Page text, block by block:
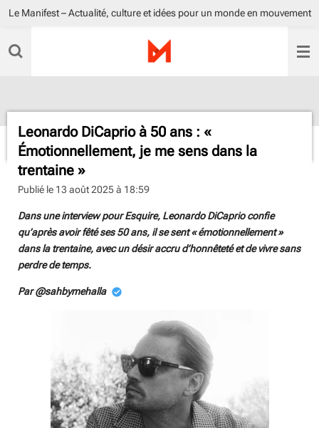
Passer
contenu
Le Manifest – Actualité, culture et idées pour un monde en mouvement
Leonardo DiCaprio à 50 ans : «
Émotionnellement, je me sens dans la
trentaine »
Publié le 13 août 2025 à 18:59
Dans une interview pour Esquire, Leonardo DiCaprio confie
qu’après avoir fêté ses 50 ans, il se sent « émotionnellement »
dans la trentaine, avec un désir accru d’honnêteté et de vivre sans
perdre de temps.
Par @sahbymehalla